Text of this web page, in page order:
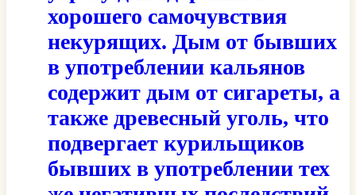
хорошего самочувствия
некурящих. Дым от бывших
в употреблении кальянов
содержит дым от сигареты, а
также древесный уголь, что
подвергает курильщиков
бывших в употреблении тех